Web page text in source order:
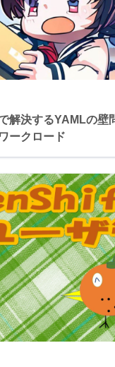
解決するYAMLの壁
ークロード